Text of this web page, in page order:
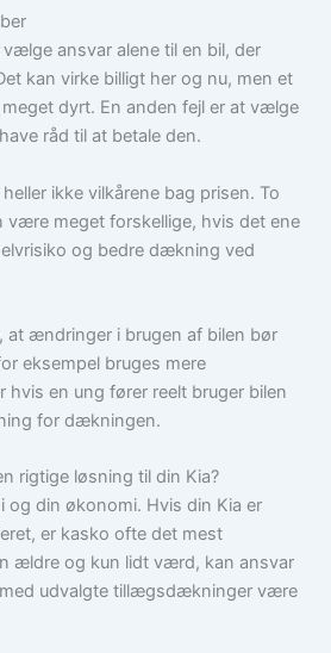
ansvar alene til en bil, der
kan virke billigt her og nu, men et
dyrt. En anden fejl er at vælge
råd til at betale den.
ikke vilkårene bag prisen. To
være meget forskellige, hvis det ene
og bedre dækning ved
at ændringer i brugen af bilen bør
eksempel bruges mere
en ung fører reelt bruger bilen
for dækningen.
rigtige løsning til din Kia?
og din økonomi. Hvis din Kia er
er kasko ofte det mest
ældre og kun lidt værd, kan ansvar
udvalgte tillægsdækninger være